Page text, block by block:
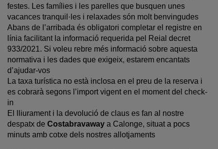
festes. Les famílies i les parelles que busquen unes
vacances tranquil·les i relaxades són molt benvingudes
Abans de l’arribada és obligatori completar el registre en
línia facilitant la informació requerida pel Reial decret
933/2021. Si voleu rebre més informació sobre aquesta
normativa i les dades que exigeix, estarem encantats
d’ajudar-vos
La taxa turística no està inclosa en el preu de la reserva i
es cobrarà segons l’import vigent en el moment del check-
in
El lliurament i la devolució de claus es fan al nostre
despatx de Costabravaway a Calonge, situat a pocs
minuts amb cotxe dels nostres allotjaments